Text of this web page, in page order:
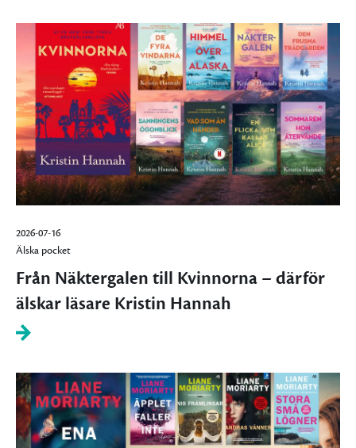
2026-07-16
Älska pocket
Från Näktergalen till Kvinnorna – därför
älskar läsare Kristin Hannah